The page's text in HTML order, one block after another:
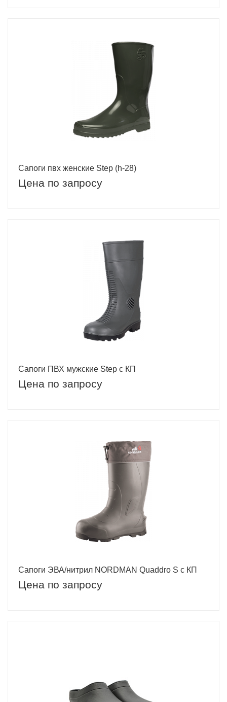
Сапоги пвх женские Step (h-28)
Цена по запросу
Сапоги ПВХ мужские Step с КП
Цена по запросу
Сапоги ЭВА/нитрил NORDMAN Quaddro S с КП
Цена по запросу